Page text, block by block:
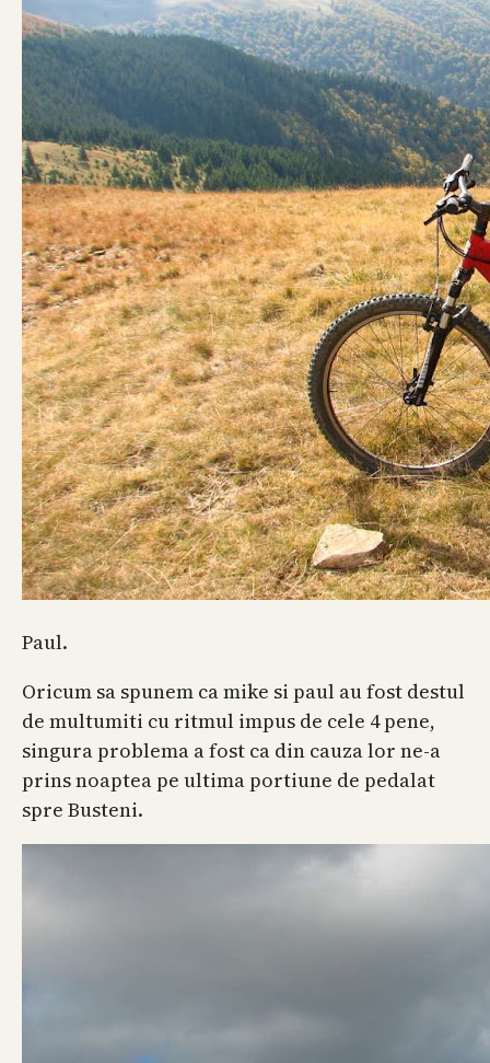
Paul.
Oricum sa spunem ca mike si paul au fost destul
de multumiti cu ritmul impus de cele 4 pene,
singura problema a fost ca din cauza lor ne-a
prins noaptea pe ultima portiune de pedalat
spre Busteni.